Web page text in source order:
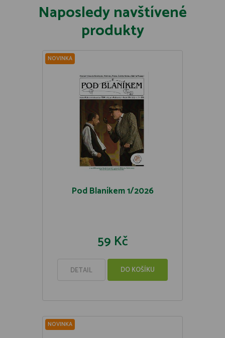
Naposledy navštívené
produkty
NOVINKA
Pod Blaníkem 1/2026
59 Kč
DETAIL DO KOŠÍKU
NOVINKA